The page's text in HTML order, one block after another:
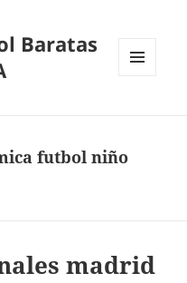
Baratas
futbol niño
madrid